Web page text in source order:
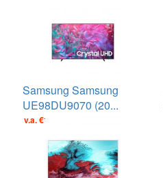
Samsung Samsung
UE98DU9070 (20...
v.a. €1499.00